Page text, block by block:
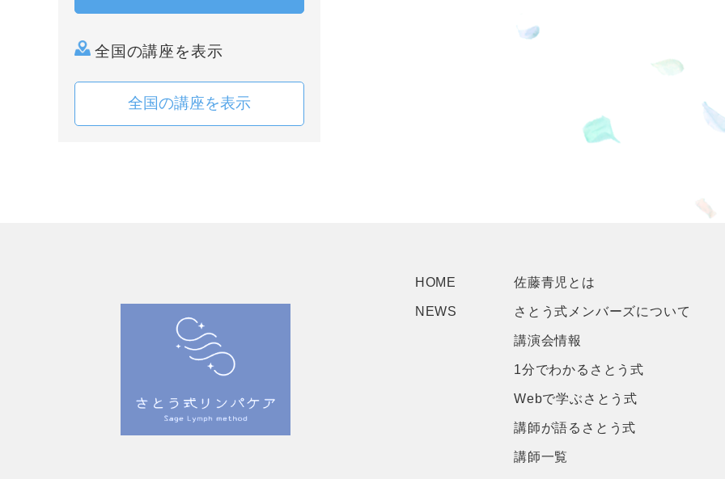
全国の講座を表示
全国の講座を表示
HOME
NEWS
佐藤青児とは
さとう式メンバーズについて
講演会情報
1分でわかるさとう式
Webで学ぶさとう式
講師が語るさとう式
講師一覧